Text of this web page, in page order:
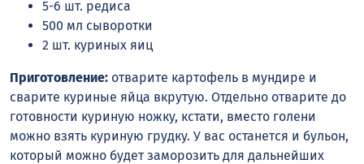
5-6 шт. редиса
500 мл сыворотки
2 шт. куриных яиц
Приготовление: отварите картофель в мундире и
сварите куриные яйца вкрутую. Отдельно отварите до
готовности куриную ножку, кстати, вместо голени
можно взять куриную грудку. У вас останется и бульон,
который можно будет заморозить для дальнейших